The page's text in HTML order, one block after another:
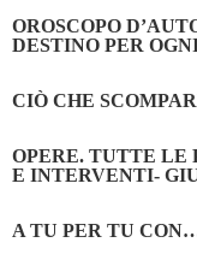
OROSCOPO
DESTINO PER
CIÒ CHE
OPERE. TUTTE LE
E INTERVENTI-
A TU PER TU